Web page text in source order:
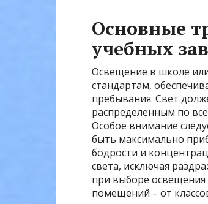
Основные
учебных
Освещение в школе
стандартам,
пребывания. Свет
распределенным по
Особое внимание
быть максимально
бодрости и
света, исключая
при выборе освещения
помещений – от